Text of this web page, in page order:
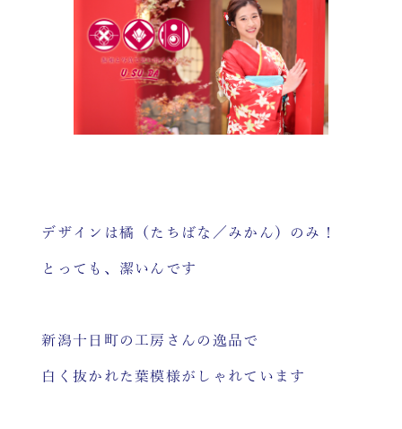
デザインは橘（たちばな／みかん）のみ！
とっても、潔いんです
新潟十日町の工房さんの逸品で
白く抜かれた葉模様がしゃれています